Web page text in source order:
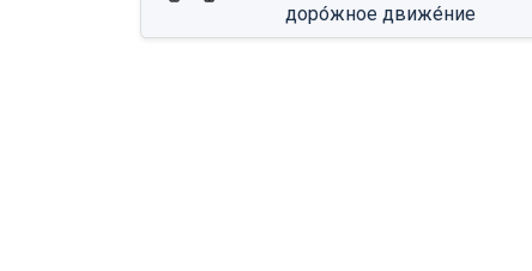
доро́жное движе́ние